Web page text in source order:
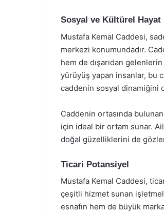
Sosyal ve Kültürel Hayat
Mustafa Kemal Caddesi,
merkezi konumundadır.
hem de dışarıdan
yürüyüş yapan insanlar, bu
caddenin sosyal dinamiğini
Caddenin ortasında
için ideal bir ortam sunar.
doğal güzelliklerini de
Ticari Potansiyel
Mustafa Kemal Caddesi,
çeşitli hizmet sunan
esnafın hem de büyük